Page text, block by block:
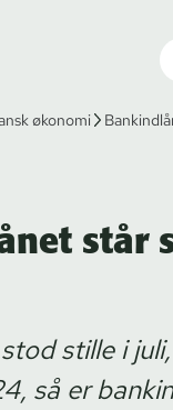
økonomi
står
stille i
så er